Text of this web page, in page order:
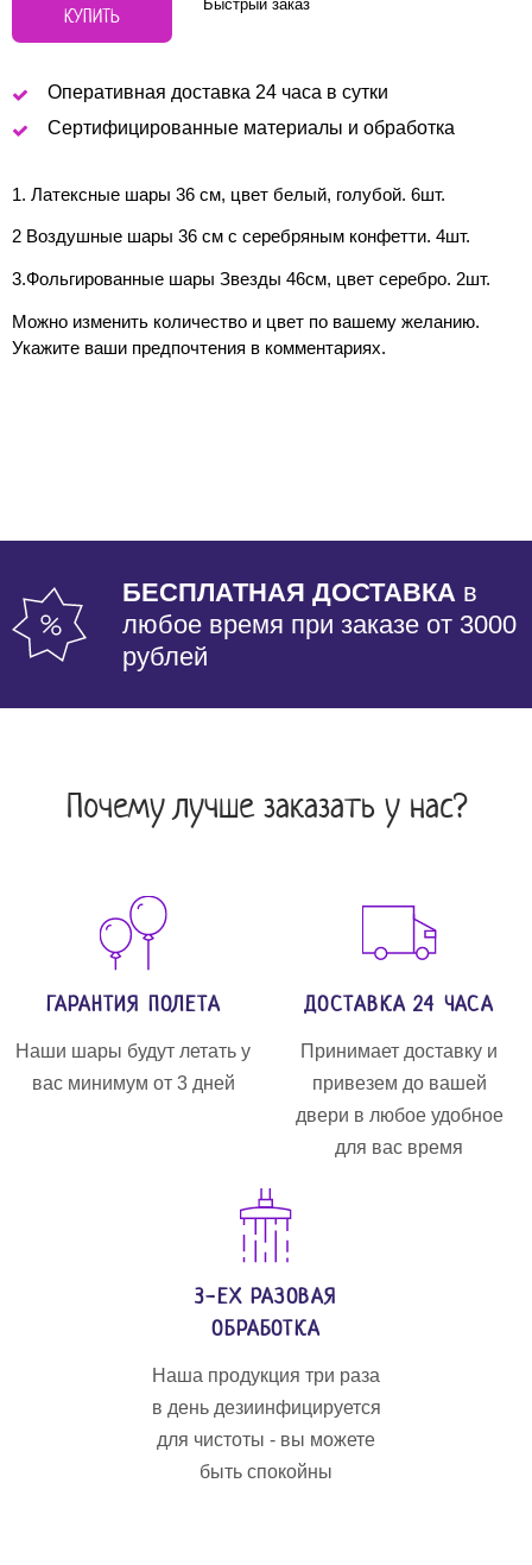
КУПИТЬ Быстрый заказ
Оперативная доставка 24 часа в сутки
Сертифицированные материалы и обработка
1. Латексные шары 36 см, цвет белый, голубой. 6шт.
2 Воздушные шары 36 см с серебряным конфетти. 4шт.
3.Фольгированные шары Звезды 46см, цвет серебро. 2шт.
Можно изменить количество и цвет по вашему желанию.
Укажите ваши предпочтения в комментариях.
БЕСПЛАТНАЯ ДОСТАВКА в
любое время при заказе от 3000
рублей
Почему лучше заказать у нас?
ГАРАНТИЯ ПОЛЕТА
Наши шары будут летать у
вас минимум от 3 дней
ДОСТАВКА 24 ЧАСА
Принимает доставку и
привезем до вашей
двери в любое удобное
для вас время
3-ЕХ РАЗОВАЯ
ОБРАБОТКА
Наша продукция три раза
в день дезиинфицируется
для чистоты - вы можете
быть спокойны